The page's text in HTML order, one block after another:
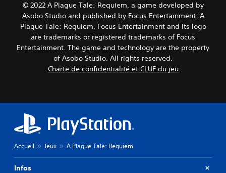
© 2022 A Plague Tale: Requiem, a game developed by
Asobo Studio and published by Focus Entertainment. A
Plague Tale: Requiem, Focus Entertainment and its logo
are trademarks or registered trademarks of Focus
Entertainment. The game and technology are the property
of Asobo Studio. All rights reserved.
Charte de confidentialité et CLUF du jeu
Accueil Jeux A Plague Tale: Requiem
Infos